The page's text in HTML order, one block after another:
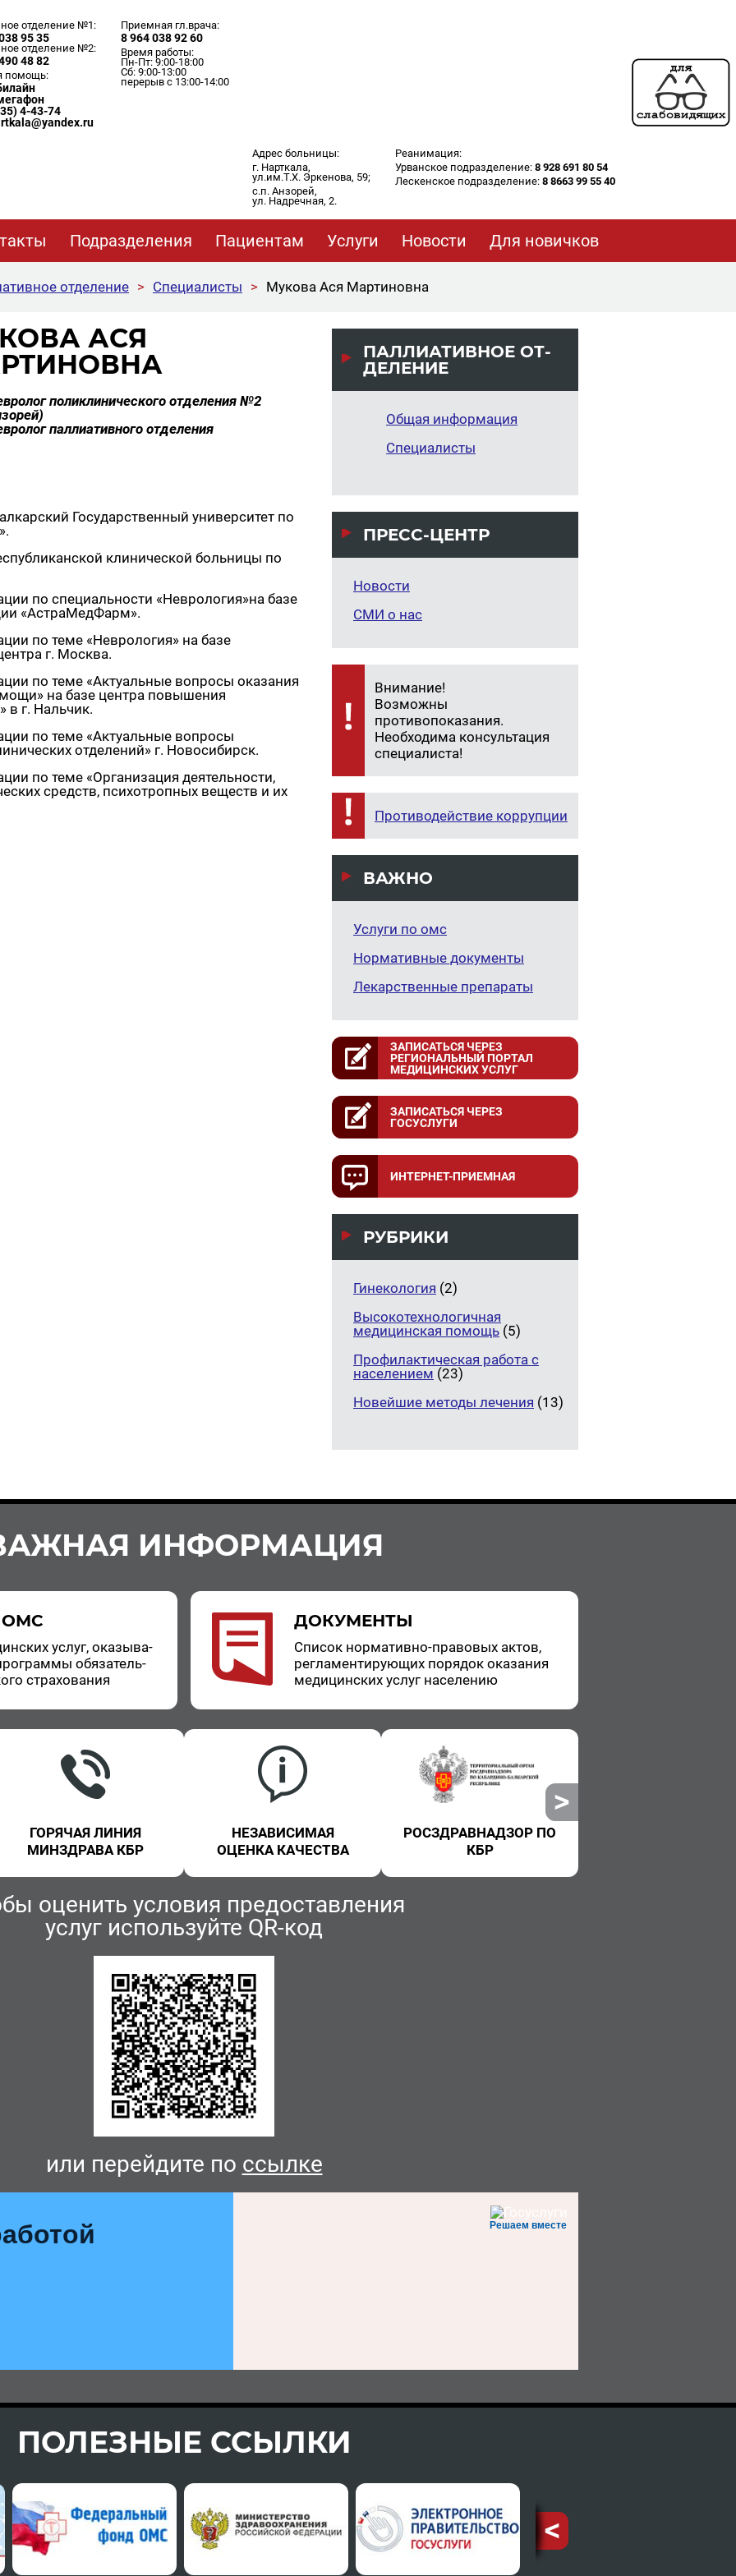
отделение №1:
95 35
отделение №2:
48 82
помощь:
4-43-74
Приемная гл.врача:
8 964 038 92 60
Время работы:
Пн-Пт: 9:00-18:00
Сб: 9:00-13:00
перерыв с 13:00-14:00
Адрес больницы:
г. Нарткала,
ул.им.Т.Х. Эркенова, 59;
с.п. Анзорей,
ул. Надречная, 2.
Реанимация:
Урванское подразделение: 8 928 691 80 54
Лескенское подразделение: 8 8663 99 55 40
Подразделения Пациентам Услуги Новости Для новичков
отделение > Специалисты > Мукова Ася Мартиновна
АСЯ
поликлинического отделения №2
паллиативного отделения
Государственный университет по
клинической больницы по
по специальности «Неврология»на базе
«АстраМедФарм».
по теме «Неврология» на базе
г. Москва.
по теме «Актуальные вопросы оказания
на базе центра повышения
в г. Нальчик.
по теме «Актуальные вопросы
отделений» г. Новосибирск.
по теме «Организация деятельности,
средств, психотропных веществ и их
ПАЛ­ЛИ­А­ТИВ­НОЕ ОТ­
ДЕ­ЛЕ­НИЕ
Общая информация
Специалисты
ПРЕСС-ЦЕНТР
Новости
СМИ о нас
Внимание!
Возможны
противопоказания.
Необходима консультация
специалиста!
Противодействие коррупции
ВАЖНО
Услуги по омс
Нормативные документы
Лекарственные препараты
ЗАПИСАТЬСЯ ЧЕРЕЗ
РЕГИОНАЛЬНЫЙ ПОРТАЛ
МЕДИЦИНСКИХ УСЛУГ
ЗАПИСАТЬСЯ ЧЕРЕЗ
ГОСУСЛУГИ
ИНТЕРНЕТ-ПРИЕМНАЯ
РУБРИКИ
Гинекология (2)
Высокотехнологичная
медицинская помощь (5)
Профилактическая работа с
населением (23)
Новейшие методы лечения (13)
ИНФОРМАЦИЯ
ОМС
услуг, ока­зы­ва­
обя­за­тель­
стра­хо­ва­ния
ДОКУМЕНТЫ
Спи­сок нор­ма­тив­но-пра­во­вых актов,
ре­гла­мен­ти­ру­ю­щих по­ря­док ока­за­ния
ме­ди­цин­ских услуг на­се­ле­нию
ГОРЯЧАЯ ЛИНИЯ
МИНЗДРАВА КБР
НЕЗАВИСИМАЯ
ОЦЕНКА КАЧЕСТВА
РОСЗДРАВНАДЗОР ПО
КБР
оценить условия предоставления
услуг используйте QR-код
или перейдите по ссылке
Решаем вместе
ПОЛЕЗНЫЕ ССЫЛКИ